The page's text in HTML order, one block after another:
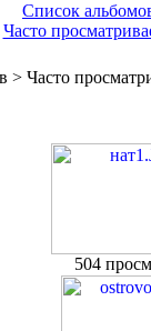
Список
Часто
> Часто
504